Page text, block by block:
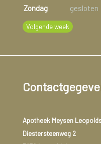
Zondag
gesloten
Volgende week
Apotheek Meysen
Diestersteenweg 2